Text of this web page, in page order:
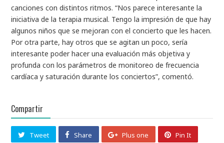
canciones con distintos ritmos. “Nos parece interesante la
iniciativa de la terapia musical. Tengo la impresión de que hay
algunos niños que se mejoran con el concierto que les hacen.
Por otra parte, hay otros que se agitan un poco, sería
interesante poder hacer una evaluación más objetiva y
profunda con los parámetros de monitoreo de frecuencia
cardíaca y saturación durante los conciertos”, comentó.
Compartir
Tweet Share Plus one Pin It